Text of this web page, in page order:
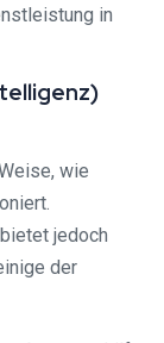
in
wie
jedoch
der